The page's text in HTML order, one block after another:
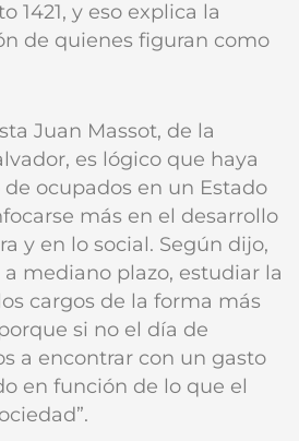
1421, y eso explica la
de quienes figuran como
Juan Massot, de la
es lógico que haya
ocupados en un Estado
más en el desarrollo
y en lo social. Según dijo,
mediano plazo, estudiar la
cargos de la forma más
si no el día de
a encontrar con un gasto
en función de lo que el